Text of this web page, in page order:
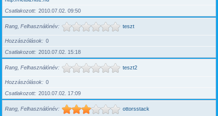
Csatlakozott
2010.07.02. 09:50
Rang, Felhasználónév teszt
Hozzászólások
0
Csatlakozott
2010.07.02. 15:18
Rang, Felhasználónév teszt2
Hozzászólások
0
Csatlakozott
2010.07.02. 17:09
Rang, Felhasználónév ottorsstack